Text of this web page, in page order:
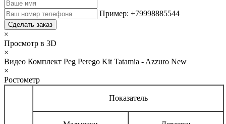
Пример: +79998885544
Сделать заказ
×
Просмотр в 3D
×
Видео Комплект Peg Perego Kit Tatamia - Azzuro New
×
Ростометр
Показатель